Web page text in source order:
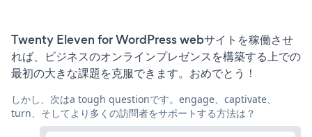
Twenty Eleven for WordPress webサイトを稼働させ
れば、ビジネスのオンラインプレゼンスを構築する上での
最初の大きな課題を克服できます。おめでとう！
しかし、次はa tough questionです。engage、captivate、
turn、そしてより多くの訪問者をサポートする方法は？